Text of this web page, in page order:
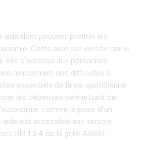
aide dont peuvent profiter les
Cette aide est versée par le
Elle s’adresse aux personnes
rencontrant des difficultés à
essentiels de la vie quotidienne.
les dépenses permettant de
comme la pose d’un
est accessible aux seniors
GIR 1 à 4 de la grille AGGIR.